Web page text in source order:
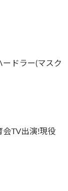
ドラー(マスク
会TV出演!現役